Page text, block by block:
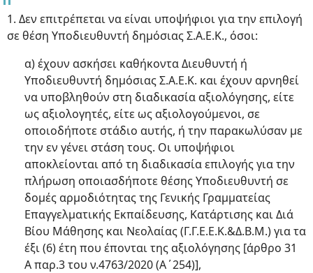
1. Δεν επιτρέπεται να είναι υποψήφιοι για την επιλογή
σε θέση Υποδιευθυντή δημόσιας Σ.Α.Ε.Κ., όσοι:
α) έχουν ασκήσει καθήκοντα Διευθυντή ή
Υποδιευθυντή δημόσιας Σ.Α.Ε.Κ. και έχουν αρνηθεί
να υποβληθούν στη διαδικασία αξιολόγησης, είτε
ως αξιολογητές, είτε ως αξιολογούμενοι, σε
οποιοδήποτε στάδιο αυτής, ή την παρακωλύσαν με
την εν γένει στάση τους. Οι υποψήφιοι
αποκλείονται από τη διαδικασία επιλογής για την
πλήρωση οποιασδήποτε θέσης Υποδιευθυντή σε
δομές αρμοδιότητας της Γενικής Γραμματείας
Επαγγελματικής Εκπαίδευσης, Κατάρτισης και Διά
Βίου Μάθησης και Νεολαίας (Γ.Γ.Ε.Ε.Κ.&Δ.Β.Μ.) για τα
έξι (6) έτη που έπονται της αξιολόγησης [άρθρο 31
Α παρ.3 του ν.4763/2020 (Α΄254)],